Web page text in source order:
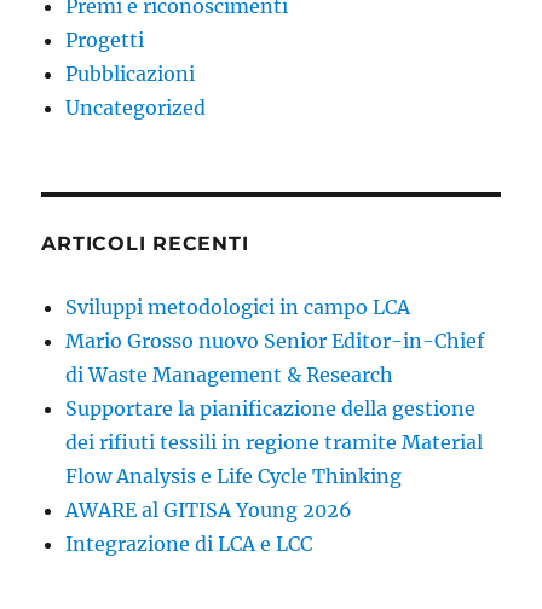
Premi e riconoscimenti
Progetti
Pubblicazioni
Uncategorized
ARTICOLI RECENTI
Sviluppi metodologici in campo LCA
Mario Grosso nuovo Senior Editor-in-Chief
di Waste Management & Research
Supportare la pianificazione della gestione
dei rifiuti tessili in regione tramite Material
Flow Analysis e Life Cycle Thinking
AWARE al GITISA Young 2026
Integrazione di LCA e LCC